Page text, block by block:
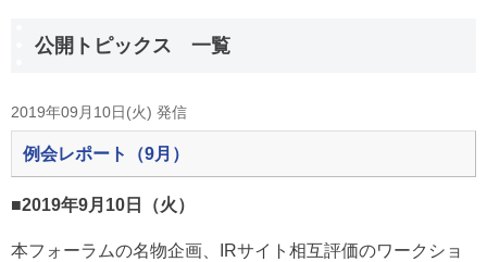
公開トピックス 一覧
2019年09月10日(火) 発信
例会レポート（9月）
■2019年9月10日（火）
本フォーラムの名物企画、IRサイト相互評価のワークショ